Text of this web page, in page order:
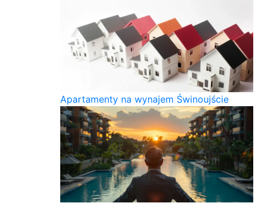
Apartamenty na wynajem Świnoujście